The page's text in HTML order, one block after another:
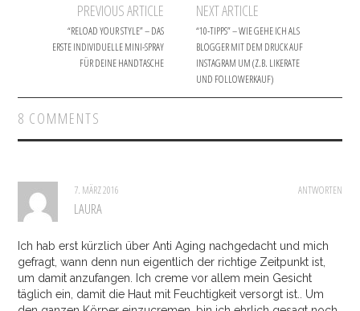
Post navigation
PREVIOUS ARTICLE
“RELOAD YOUR STYLE” – DAS
ERSTE INDIVIDUELLE MINI-SPRAY
FÜR DEINE HANDTASCHE
NEXT ARTICLE
“10-TIPPS” – WIE GEHE ICH ALS
BLOGGER MIT DEM DRUCK AUF
INSTAGRAM UM (Z.B. LIKERATE
UND FOLLOWERKAUF)
8 COMMENTS
ANTWORTEN
7. MÄRZ 2016
LAURA
Ich hab erst kürzlich über Anti Aging nachgedacht und mich
gefragt, wann denn nun eigentlich der richtige Zeitpunkt ist,
um damit anzufangen. Ich creme vor allem mein Gesicht
täglich ein, damit die Haut mit Feuchtigkeit versorgt ist.. Um